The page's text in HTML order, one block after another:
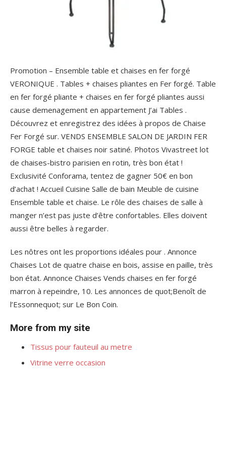
Promotion – Ensemble table et chaises en fer forgé
VERONIQUE . Tables + chaises pliantes en Fer forgé. Table
en fer forgé pliante + chaises en fer forgé pliantes aussi
cause demenagement en appartement J’ai Tables .
Découvrez et enregistrez des idées à propos de Chaise
Fer Forgé sur. VENDS ENSEMBLE SALON DE JARDIN FER
FORGE table et chaises noir satiné. Photos Vivastreet lot
de chaises-bistro parisien en rotin, très bon état !
Exclusivité Conforama, tentez de gagner 50€ en bon
d’achat ! Accueil Cuisine Salle de bain Meuble de cuisine
Ensemble table et chaise. Le rôle des chaises de salle à
manger n’est pas juste d’être confortables. Elles doivent
aussi être belles à regarder.
Les nôtres ont les proportions idéales pour . Annonce
Chaises Lot de quatre chaise en bois, assise en paille, très
bon état. Annonce Chaises Vends chaises en fer forgé
marron à repeindre, 10. Les annonces de quot;Benoît de
l’Essonnequot; sur Le Bon Coin.
More from my site
Tissus pour fauteuil au metre
Vitrine verre occasion